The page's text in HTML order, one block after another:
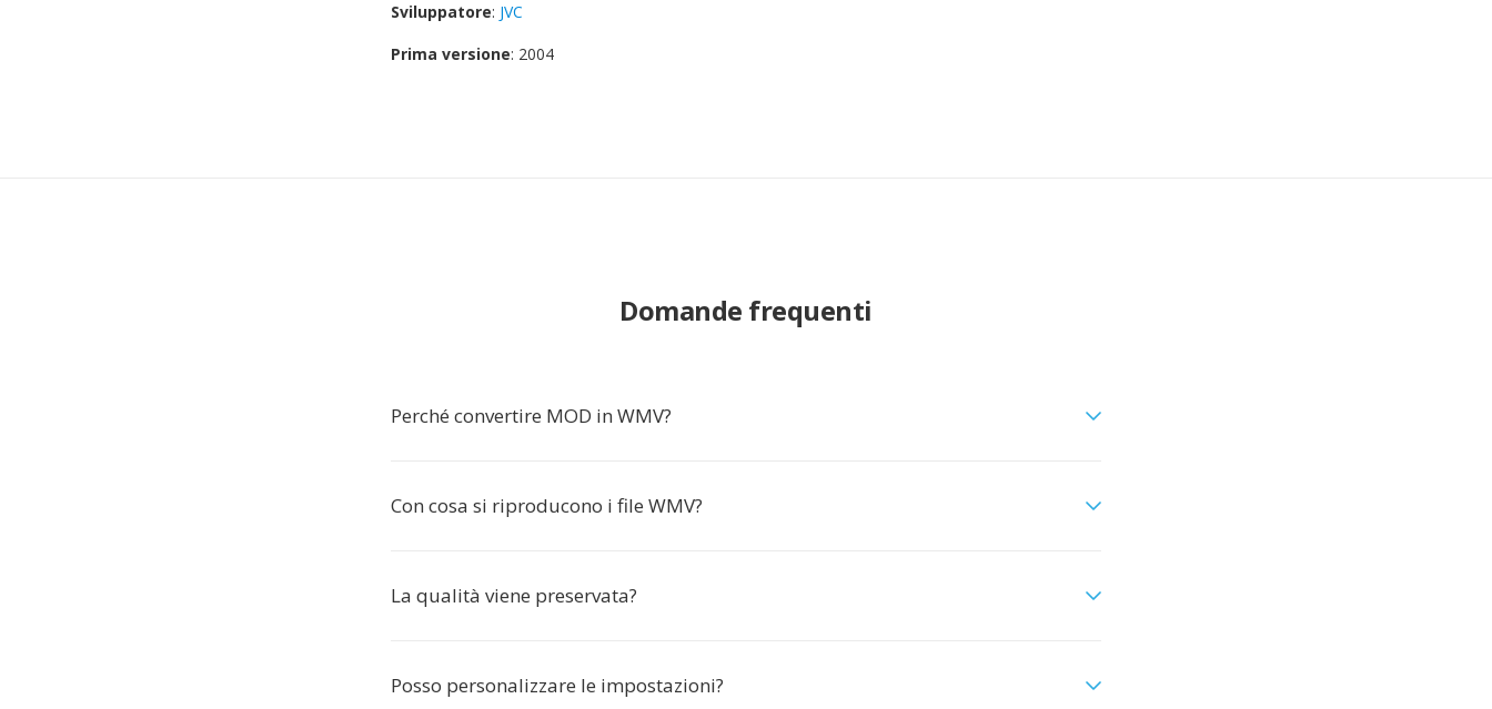
Sviluppatore: JVC
Prima versione: 2004
Domande frequenti
Perché convertire MOD in WMV?
Con cosa si riproducono i file WMV?
La qualità viene preservata?
Posso personalizzare le impostazioni?